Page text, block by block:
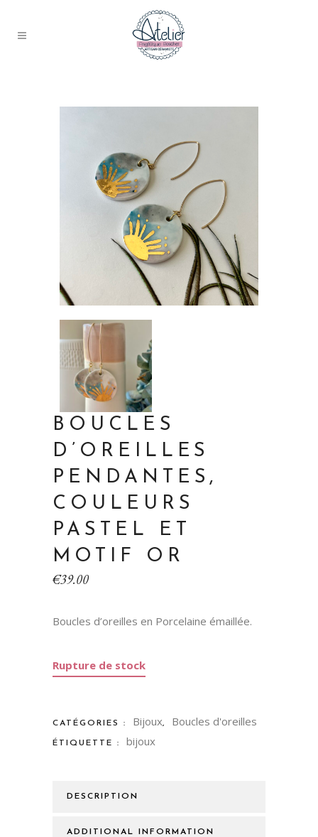
BOUCLES
D’OREILLES
PENDANTES,
COULEURS
PASTEL ET
MOTIF OR
€39.00
Boucles d’oreilles en Porcelaine émaillée.
Rupture de stock
CATÉGORIES : Bijoux, Boucles d'oreilles
ÉTIQUETTE : bijoux
DESCRIPTION
ADDITIONAL INFORMATION